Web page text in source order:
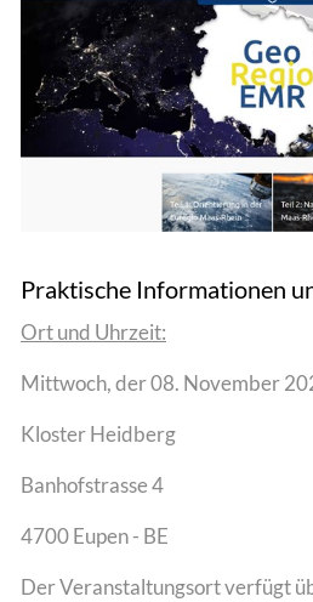
Praktische Informationen
Ort und Uhrzeit:
Mittwoch, der 08. November
Kloster Heidberg
Banhofstrasse 4
4700 Eupen - BE
Der Veranstaltungsort verfügt